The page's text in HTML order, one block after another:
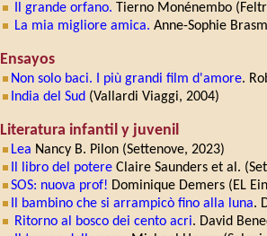
Il grande orfano. Tierno Monénembo
La mia migliore amica. Anne-Sophie
Ensayos
Non solo baci. I più grandi film d'amore.
India del Sud (Vallardi Viaggi, 2004)
Literatura infantil y juvenil
Lea Nancy B. Pilon (Settenove, 2023)
Il libro del potere Claire Saunders et al.
SOS: nuova prof! Dominique Demers (EL
Il bambino che si arrampicò fino alla luna.
Ritorno al bosco dei cento acri. David